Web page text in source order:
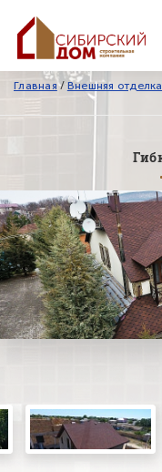
Главная /Внешняя отделка